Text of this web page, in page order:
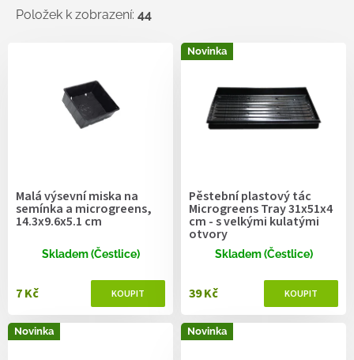
Položek k zobrazení: 44
Malá výsevní miska na
semínka a microgreens,
14.3x9.6x5.1 cm
Skladem (Čestlice)
7 Kč
Novinka
Pěstební plastový tác
Microgreens Tray 31x51x4
cm - s velkými kulatými
otvory
Skladem (Čestlice)
39 Kč
Novinka Novinka